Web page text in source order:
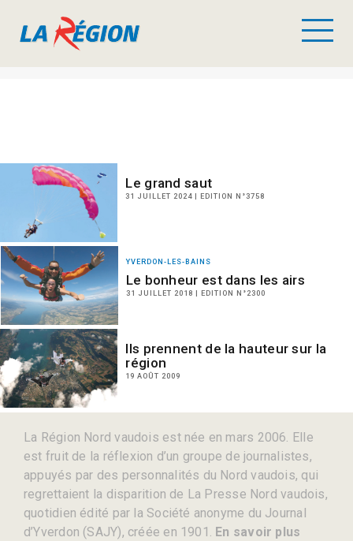
Le grand saut
31 JUILLET 2024 | EDITION N°3758
YVERDON-LES-BAINS
Le bonheur est dans les airs
31 JUILLET 2018 | EDITION N°2300
Ils prennent de la hauteur sur la
région
19 AOÛT 2009
La Région Nord vaudois est née en mars 2006. Elle
est fruit de la réflexion d’un groupe de journalistes,
appuyés par des personnalités du Nord vaudois, qui
regrettaient la disparition de La Presse Nord vaudois,
quotidien édité par la Société anonyme du Journal
d’Yverdon (SAJY), créée en 1901. En savoir plus